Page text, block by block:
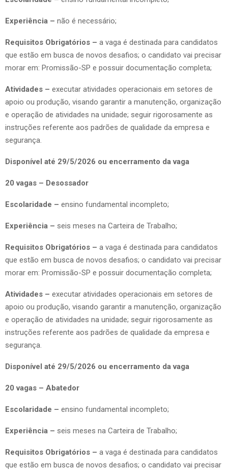
Experiência – não é necessário;
Requisitos Obrigatórios – a vaga é destinada para candidatos
que estão em busca de novos desafios; o candidato vai precisar
morar em: Promissão-SP e possuir documentação completa;
Atividades – executar atividades operacionais em setores de
apoio ou produção, visando garantir a manutenção, organização
e operação de atividades na unidade; seguir rigorosamente as
instruções referente aos padrões de qualidade da empresa e
segurança.
Disponível até 29/5/2026 ou encerramento da vaga
20 vagas – Desossador
Escolaridade – ensino fundamental incompleto;
Experiência – seis meses na Carteira de Trabalho;
Requisitos Obrigatórios – a vaga é destinada para candidatos
que estão em busca de novos desafios; o candidato vai precisar
morar em: Promissão-SP e possuir documentação completa;
Atividades – executar atividades operacionais em setores de
apoio ou produção, visando garantir a manutenção, organização
e operação de atividades na unidade; seguir rigorosamente as
instruções referente aos padrões de qualidade da empresa e
segurança.
Disponível até 29/5/2026 ou encerramento da vaga
20 vagas – Abatedor
Escolaridade – ensino fundamental incompleto;
Experiência – seis meses na Carteira de Trabalho;
Requisitos Obrigatórios – a vaga é destinada para candidatos
que estão em busca de novos desafios; o candidato vai precisar